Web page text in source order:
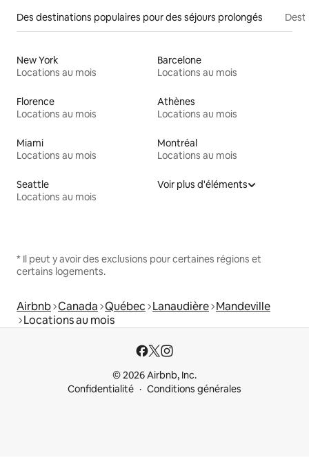
Des destinations populaires pour des séjours prolongés
New York
Locations au mois
Barcelone
Locations au mois
Florence
Locations au mois
Athènes
Locations au mois
Miami
Locations au mois
Montréal
Locations au mois
Seattle
Locations au mois
Voir plus d'éléments
* Il peut y avoir des exclusions pour certaines régions et
certains logements.
Airbnb Canada Québec Lanaudière Mandeville
Locations au mois
© 2026 Airbnb, Inc.
Confidentialité
Conditions générales